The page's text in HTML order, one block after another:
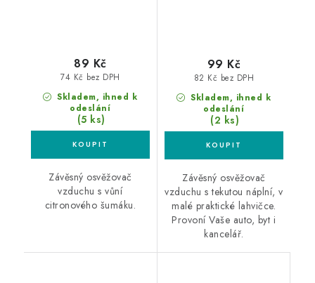
Skladem, ihned k
odeslání
(5 ks)
74 Kč bez DPH
89 Kč
Závěsný osvěžovač
vzduchu s vůní
citronového šumáku.
Skladem, ihned k
odeslání
(2 ks)
82 Kč bez DPH
99 Kč
Závěsný osvěžovač
vzduchu s tekutou náplní, v
malé praktické lahvičce.
Provoní Vaše auto, byt i
kancelář.